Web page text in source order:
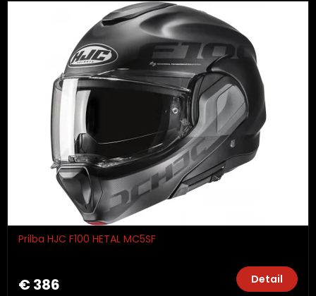
Prilba HJC F100 HETAL MC5SF
€ 386 Detail